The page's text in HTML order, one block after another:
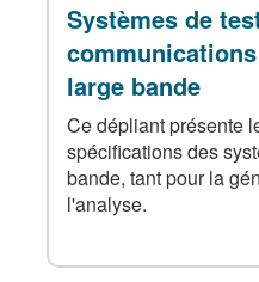
Systèmes de
large bande
Ce dépliant présente
spécifications des
bande, tant pour la
l'analyse.